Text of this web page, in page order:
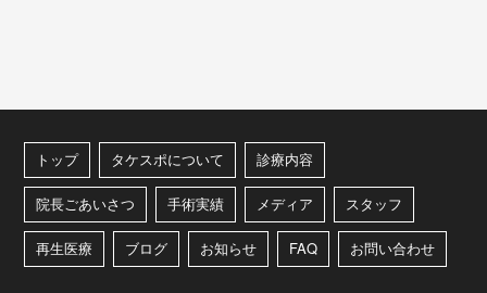
トップ タケスポについて 診療内容
院長ごあいさつ 手術実績 メディア スタッフ
再生医療 ブログ お知らせ FAQ お問い合わせ